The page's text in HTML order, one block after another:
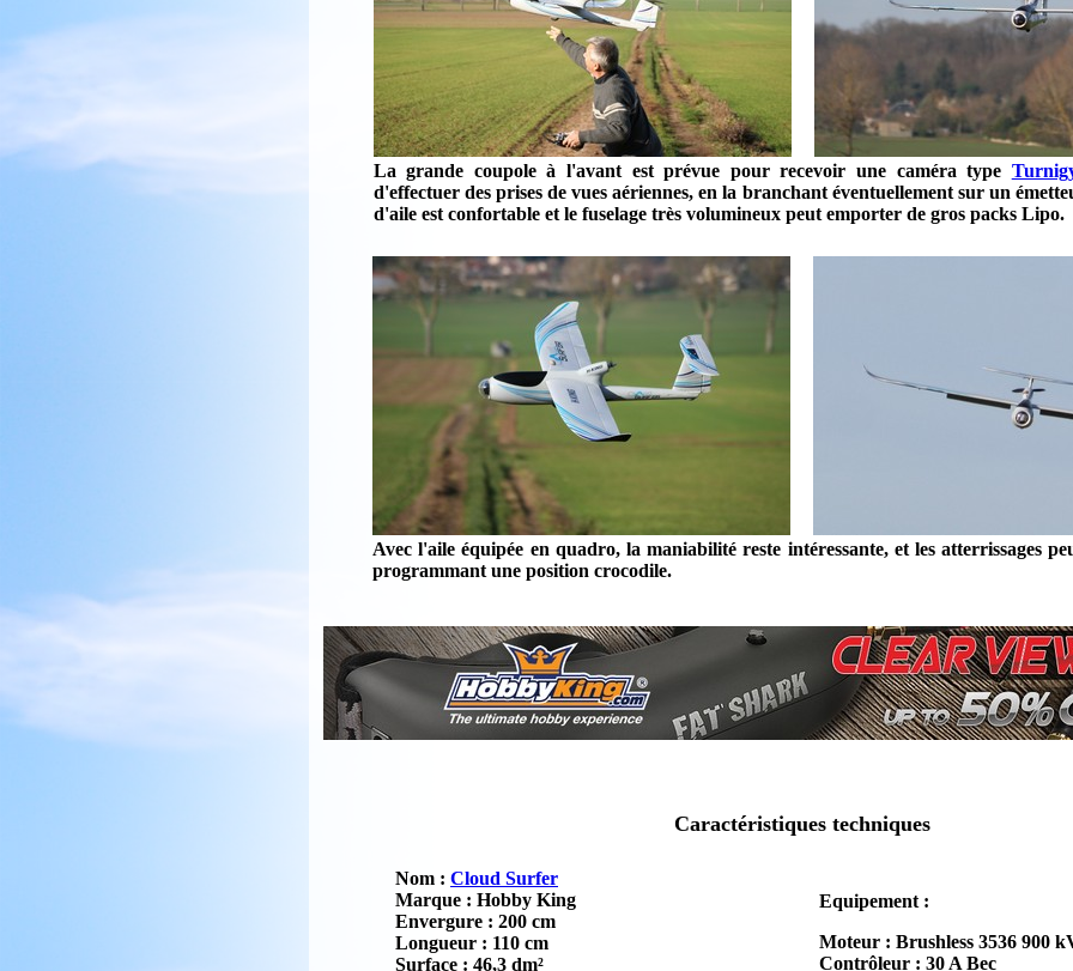
La grande coupole à l'avant est prévue pour recevoir une caméra type
d'effectuer des prises de vues aériennes, en la branchant éventuellement sur un
d'aile est confortable et le fuselage très volumineux peut emporter de gros packs Lipo.
Avec l'aile équipée en quadro, la maniabilité reste intéressante, et les atterrissages
programmant une position crocodile.
Caractéristiques techniques
Nom : Cloud Surfer
Marque : Hobby King
Envergure : 200 cm
Longueur : 110 cm
Surface : 46,3 dm²
Equipement :
Moteur : Brushless 3536 900
Contrôleur : 30 A Bec